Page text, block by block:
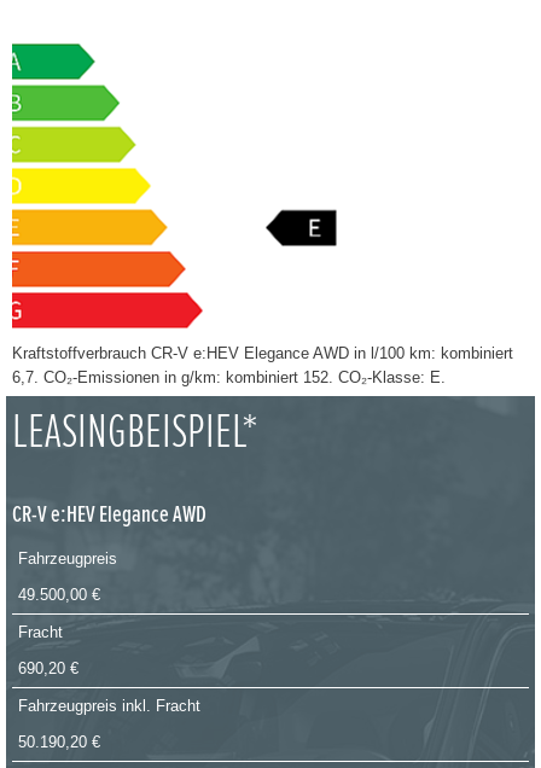
Kraftstoffverbrauch CR-V e:HEV Elegance AWD in l/100 km: kombiniert
6,7. CO₂-Emissionen in g/km: kombiniert 152. CO₂-Klasse: E.
LEASINGBEISPIEL*
CR-V e:HEV Elegance AWD
Fahrzeugpreis
49.500,00 €
Fracht
690,20 €
Fahrzeugpreis inkl. Fracht
50.190,20 €